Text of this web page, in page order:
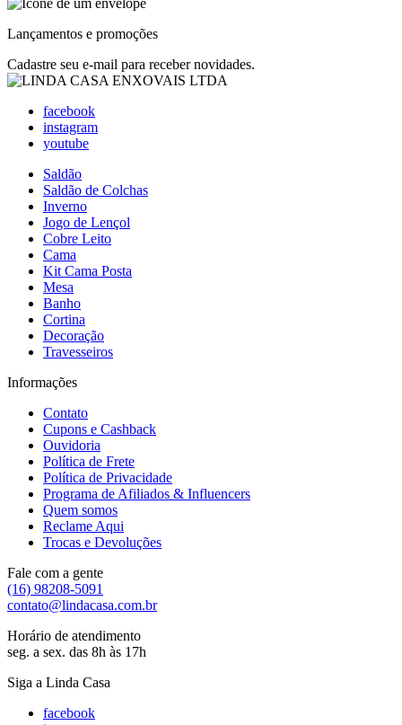
Lançamentos e promoções
Cadastre seu e-mail para receber novidades.
facebook
instagram
youtube
Saldão
Saldão de Colchas
Inverno
Jogo de Lençol
Cobre Leito
Cama
Kit Cama Posta
Mesa
Banho
Cortina
Decoração
Travesseiros
Informações
Contato
Cupons e Cashback
Ouvidoria
Política de Frete
Política de Privacidade
Programa de Afiliados & Influencers
Quem somos
Reclame Aqui
Trocas e Devoluções
Fale com a gente
(16) 98208-5091
contato@lindacasa.com.br
Horário de atendimento
seg. a sex. das 8h às 17h
Siga a Linda Casa
facebook